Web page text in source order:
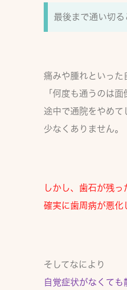
最後まで通い切
痛みや腫れといった
「何度も通うのは面
途中で通院をやめて
少なくありません。
しかし、歯石が残っ
確実に歯周病が悪化
そしてなにより
自覚症状がなくても